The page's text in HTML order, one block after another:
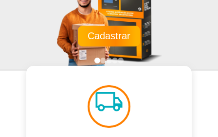
Cadastrar